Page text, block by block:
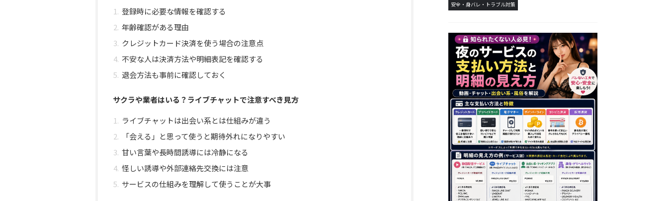
登録時に必要な情報を確認する
年齢確認がある理由
クレジットカード決済を使う場合の注意点
不安な人は決済方法や明細表記を確認する
退会方法も事前に確認しておく
サクラや業者はいる？ライブチャットで注意すべき見方
ライブチャットは出会い系とは仕組みが違う
「会える」と思って使うと期待外れになりやすい
甘い言葉や長時間誘導には冷静になる
怪しい誘導や外部連絡先交換には注意
サービスの仕組みを理解して使うことが大事
安全・身バレ・トラブル対策